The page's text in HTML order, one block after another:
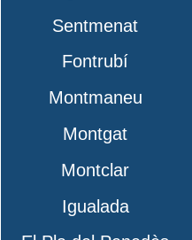
Sentmenat
Fontrubí
Montmaneu
Montgat
Montclar
Igualada